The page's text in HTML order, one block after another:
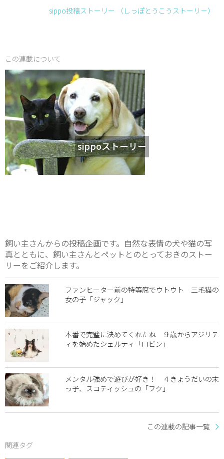
sippo投稿ストーリー （しっぽとうこうストーリ－）
この連載について
sippoストーリー
飼い主さんからの投稿企画です。自然な表情の犬や猫の写
真とともに、飼い主さんとペットとのとっておきのストー
リーをご紹介します。
ファンヒーター前の特等席でウトウト 三毛猫の
女の子「ジャック」
本番で完璧に決めてくれたね ９歳からアジリテ
ィを始めたシェルティ「ロビン」
メンタル強めで遊びが好き！ ４きょうだいの末
っ子、スコティッシュの「フク」
この連載の記事一覧
関連タグ